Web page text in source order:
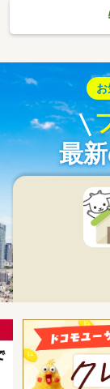
最